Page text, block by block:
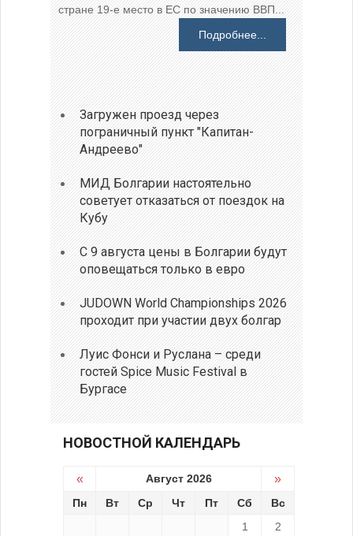
стране 19-е место в ЕС по значению ВВП...
Подробнее...
Загружен проезд через
пограничный пункт "Капитан-
Андреево"
МИД Болгарии настоятельно
советует отказаться от поездок на
Кубу
С 9 августа цены в Болгарии будут
оповещаться только в евро
JUDOWN World Championships 2026
проходит при участии двух болгар
Луис Фонси и Руслана – среди
гостей Spice Music Festival в
Бургасе
НОВОСТНОЙ КАЛЕНДАРЬ
« Август 2026 »
Пн Вт Ср Чт Пт Сб
Вс
1
2